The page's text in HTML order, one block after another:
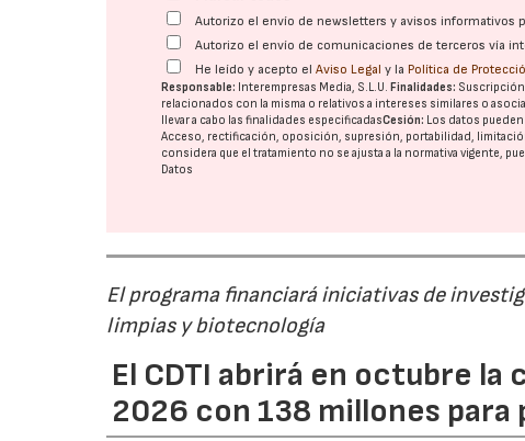
Autorizo el envío de newsletters y avisos informativos
Autorizo el envío de comunicaciones de terceros vía
He leído y acepto elAviso Legal y la Política de
Responsable: Interempresas Media, S.L.U. Finalidades: Suscripción
relacionados con la misma o relativos a intereses similares o
llevar a cabo las finalidades especificadasCesión: Los datos
Acceso, rectificación, oposición, supresión, portabilidad,
considera que el tratamiento no se ajusta a la normativa vigente,
Datos
El programa financiará iniciativas de
limpias y biotecnología
El CDTI abrirá en octubre
2026 con 138 millones